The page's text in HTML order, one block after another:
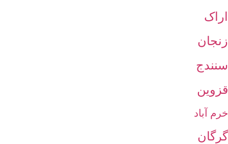
اراک
زنجان
سنندج
قزوین
خرم آباد
گرگان